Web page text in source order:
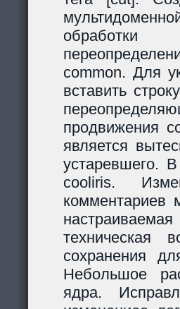
обработки
common. Для
вставить
продвижения
является
устаревшего.
cooliris.
комментариев
техническая
сохранения
Небольшое
ядра.